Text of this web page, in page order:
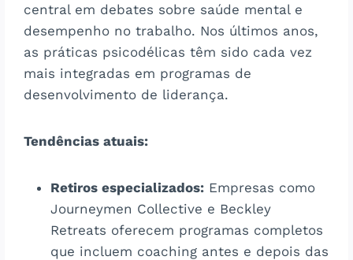
central em debates sobre saúde mental e
desempenho no trabalho. Nos últimos anos,
as práticas psicodélicas têm sido cada vez
mais integradas em programas de
desenvolvimento de liderança.
Tendências atuais:
Retiros especializados: Empresas como
Journeymen Collective e Beckley
Retreats oferecem programas completos
que incluem coaching antes e depois das